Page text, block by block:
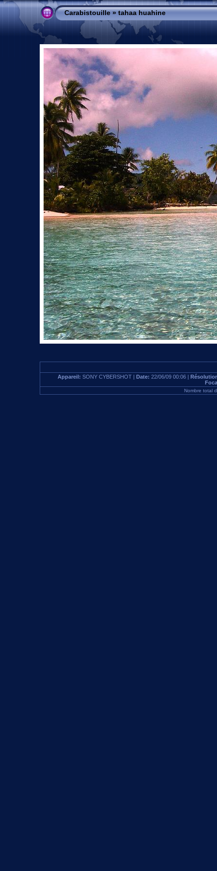
Carabistouille»tahaa huahine
Appareil: SONY CYBERSHOT | Date: 22/06/09 00:06 |
Nombre total